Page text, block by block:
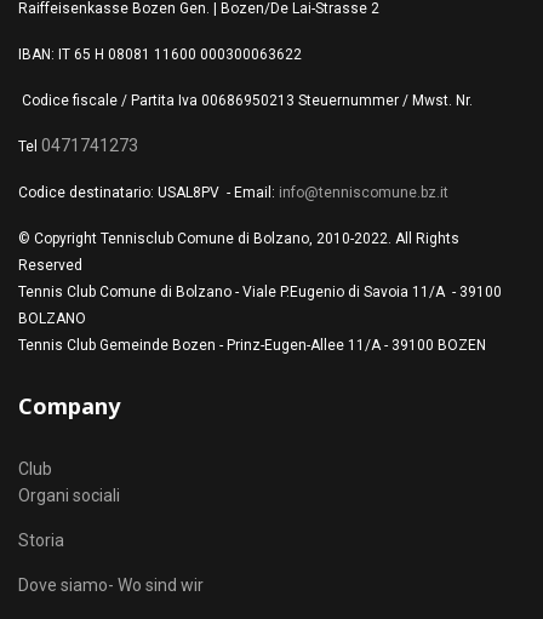
Raiffeisenkasse Bozen Gen. | Bozen/De Lai-Strasse 2
IBAN: IT 65 H 08081 11600 000300063622
Codice fiscale / Partita Iva 00686950213 Steuernummer / Mwst. Nr.
Tel 0471741273
Codice destinatario: USAL8PV - Email: info@tenniscomune.bz.it
© Copyright Tennisclub Comune di Bolzano, 2010-2022. All Rights
Reserved
Tennis Club Comune di Bolzano - Viale P.Eugenio di Savoia 11/A - 39100
BOLZANO
Tennis Club Gemeinde Bozen - Prinz-Eugen-Allee 11/A - 39100 BOZEN
Company
Club
Organi sociali
Storia
Dove siamo- Wo sind wir